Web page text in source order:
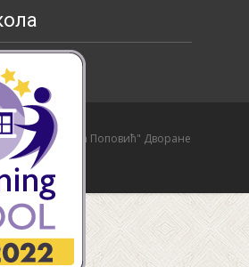
"Страхиња Поповић" Дворане
Srbija